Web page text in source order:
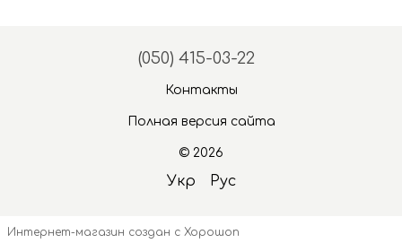
(050) 415-03-22
Контакты
Полная версия сайта
© 2026
Укр Рус
Интернет-магазин создан с Хорошоп